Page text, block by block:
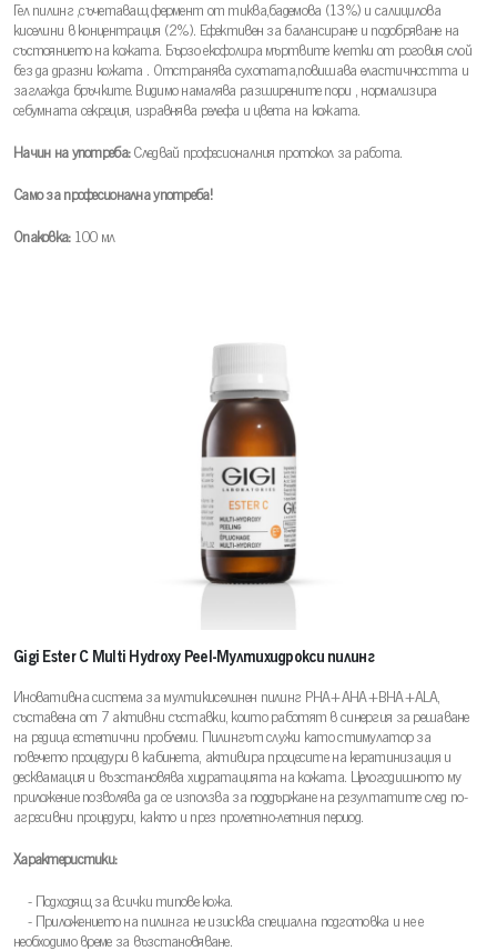
Гел пилинг ,съчетаващ фермент от тиква,бадемова (13%) и салицилова
киселини в концентрация (2%). Ефективен за балансиране и подобряване на
състоянието на кожата. Бързо ексфолира мъртвите клетки от роговия слой
без да дразни кожата . Отстранява сухотата,повишава еластичността и
заглажда бръчките. Видимо намалява разширените пори , нормализира
себумната секреция, изравнява релефа и цвета на кожата.
Начин на употреба:Следвай професионалния протокол за работа.
Само за професионална употреба!
Опаковка:100 мл
Gigi Ester C Multi Hydroxy Peel-Мултихидрокси пилинг
Иновативна система за мултикиселинен пилинг PHA+AHA+BHA+ALA,
съставена от 7 активни съставки, които работят в синергия за решаване
на редица естетични проблеми. Пилингът служи като стимулатор за
повечето процедури в кабинета, активира процесите на кератинизация и
десквамация и възстановява хидратацията на кожата. Целогодишното му
приложение позволява да се използва за поддържане на резултатите след по-
агресивни процедури, както и през пролетно-летния период.
Характеристики:
- Подходящ за всички типове кожа.
- Приложението на пилинга не изисква специална подготовка и не е
необходимо време за възстановяване.